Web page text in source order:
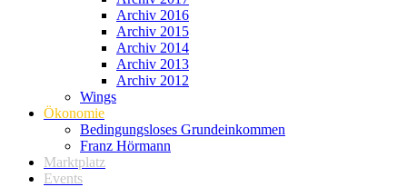
Archiv 2016
Archiv 2015
Archiv 2014
Archiv 2013
Archiv 2012
Wings
Ökonomie
Bedingungsloses Grundeinkommen
Franz Hörmann
Marktplatz
Events